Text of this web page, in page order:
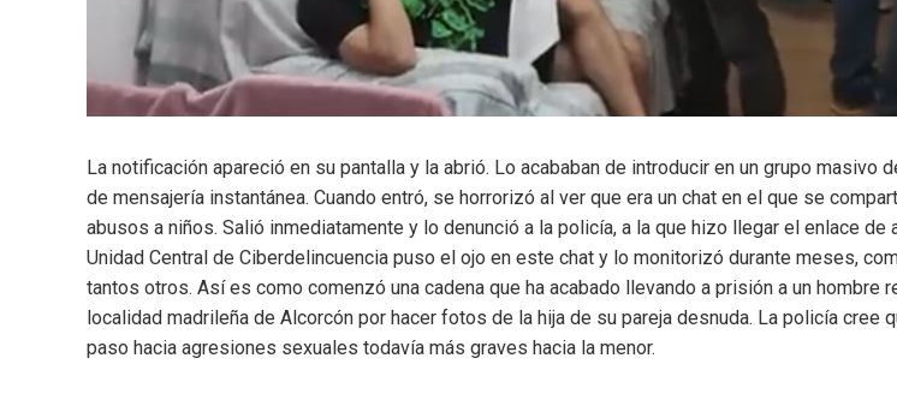
La notificación apareció en su pantalla y la abrió. Lo acababan de introducir en un grupo masivo
de mensajería instantánea. Cuando entró, se horrorizó al ver que era un chat en el que se
abusos a niños. Salió inmediatamente y lo denunció a la policía, a la que hizo llegar el enlace de
Unidad Central de Ciberdelincuencia puso el ojo en este chat y lo monitorizó durante meses,
tantos otros. Así es como comenzó una cadena que ha acabado llevando a prisión a un hombre
localidad madrileña de Alcorcón por hacer fotos de la hija de su pareja desnuda. La policía cree
paso hacia agresiones sexuales todavía más graves hacia la menor.